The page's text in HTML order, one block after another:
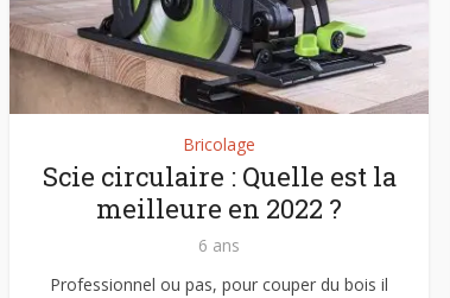
Bricolage
Scie circulaire : Quelle est la
meilleure en 2022 ?
6 ans
Professionnel ou pas, pour couper du bois il